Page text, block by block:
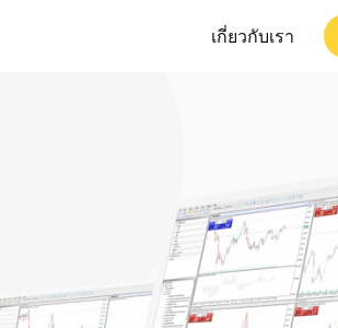
เกี่ยวกับเรา